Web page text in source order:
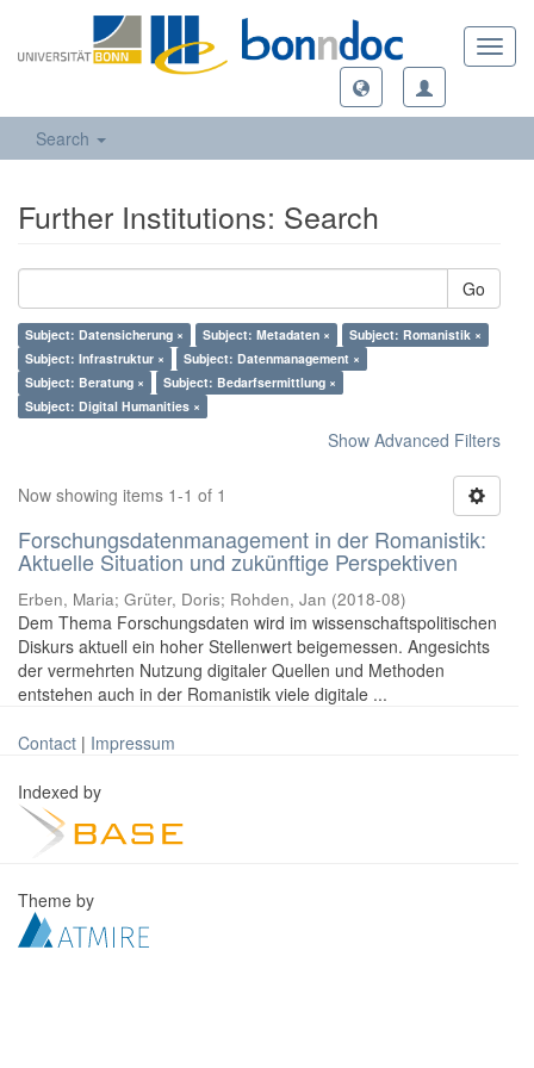
Search
Further Institutions: Search
Go
Subject: Datensicherung × Subject: Metadaten ×
Subject: Romanistik ×
Subject: Infrastruktur ×
Subject: Datenmanagement ×
Subject: Beratung ×
Subject: Bedarfsermittlung ×
Subject: Digital Humanities ×
Show Advanced Filters
Now showing items 1-1 of 1
Forschungsdatenmanagement in der Romanistik:
Aktuelle Situation und zukünftige Perspektiven
Erben, Maria; Grüter, Doris; Rohden, Jan (2018-08)
Dem Thema Forschungsdaten wird im wissenschaftspolitischen
Diskurs aktuell ein hoher Stellenwert beigemessen. Angesichts
der vermehrten Nutzung digitaler Quellen und Methoden
entstehen auch in der Romanistik viele digitale ...
Contact | Impressum
Indexed by
Theme by